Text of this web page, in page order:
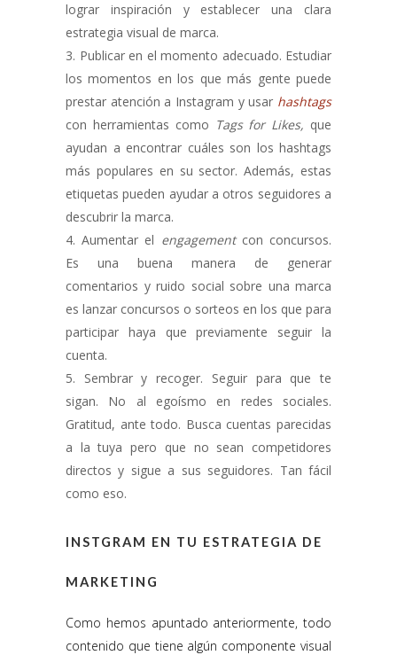
lograr inspiración y establecer una clara
estrategia visual de marca.
Publicar en el momento adecuado. Estudiar
los momentos en los que más gente puede
prestar atención a Instagram y usar hashtags
con herramientas como Tags for Likes, que
ayudan a encontrar cuáles son los hashtags
más populares en su sector. Además, estas
etiquetas pueden ayudar a otros seguidores a
descubrir la marca.
Aumentar el engagement con concursos.
Es una buena manera de generar
comentarios y ruido social sobre una marca
es lanzar concursos o sorteos en los que para
participar haya que previamente seguir la
cuenta.
Sembrar y recoger. Seguir para que te
sigan. No al egoísmo en redes sociales.
Gratitud, ante todo. Busca cuentas parecidas
a la tuya pero que no sean competidores
directos y sigue a sus seguidores. Tan fácil
como eso.
INSTGRAM EN TU ESTRATEGIA DE
MARKETING
Como hemos apuntado anteriormente, todo
contenido que tiene algún componente visual